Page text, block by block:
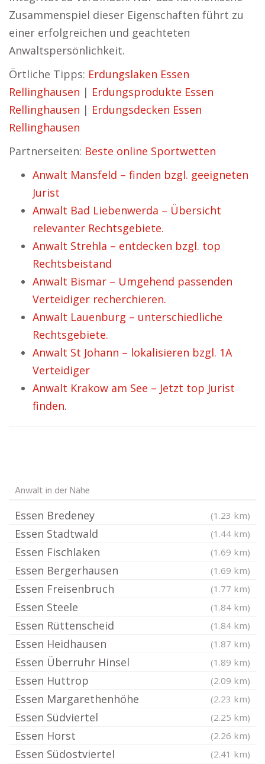
Zusammenspiel dieser Eigenschaften führt zu
einer erfolgreichen und geachteten
Anwaltspersönlichkeit.
Örtliche Tipps: Erdungslaken Essen
Rellinghausen | Erdungsprodukte Essen
Rellinghausen | Erdungsdecken Essen
Rellinghausen
Partnerseiten: Beste online Sportwetten
Anwalt Mansfeld – finden bzgl. geeigneten
Jurist
Anwalt Bad Liebenwerda – Übersicht
relevanter Rechtsgebiete.
Anwalt Strehla – entdecken bzgl. top
Rechtsbeistand
Anwalt Bismar – Umgehend passenden
Verteidiger recherchieren.
Anwalt Lauenburg – unterschiedliche
Rechtsgebiete.
Anwalt St Johann – lokalisieren bzgl. 1A
Verteidiger
Anwalt Krakow am See – Jetzt top Jurist
finden.
Anwalt in der Nähe
Essen Bredeney (1.23 km)
Essen Stadtwald (1.44 km)
Essen Fischlaken (1.69 km)
Essen Bergerhausen (1.69 km)
Essen Freisenbruch (1.77 km)
Essen Steele (1.84 km)
Essen Rüttenscheid (1.84 km)
Essen Heidhausen (1.87 km)
Essen Überruhr Hinsel (1.89 km)
Essen Huttrop (2.09 km)
Essen Margarethenhöhe (2.23 km)
Essen Südviertel (2.25 km)
Essen Horst (2.26 km)
Essen Südostviertel (2.41 km)